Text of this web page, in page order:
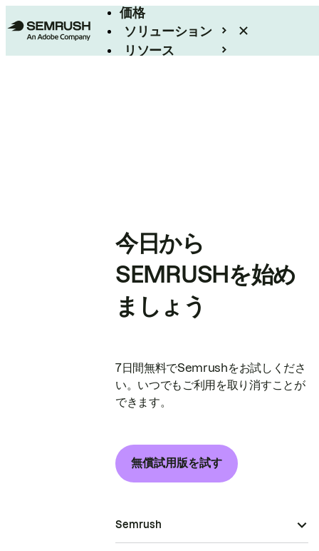
価格
ソリューション
リソース
今日から
SEMRUSHを始め
ましょう
7日間無料でSemrushをお試しくださ
い。いつでもご利用を取り消すことが
できます。
無償試用版を試す
Semrush